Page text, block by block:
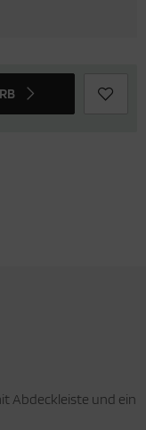
Abdeckleiste und ein